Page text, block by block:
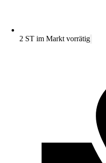
2 ST im Markt vorrätig